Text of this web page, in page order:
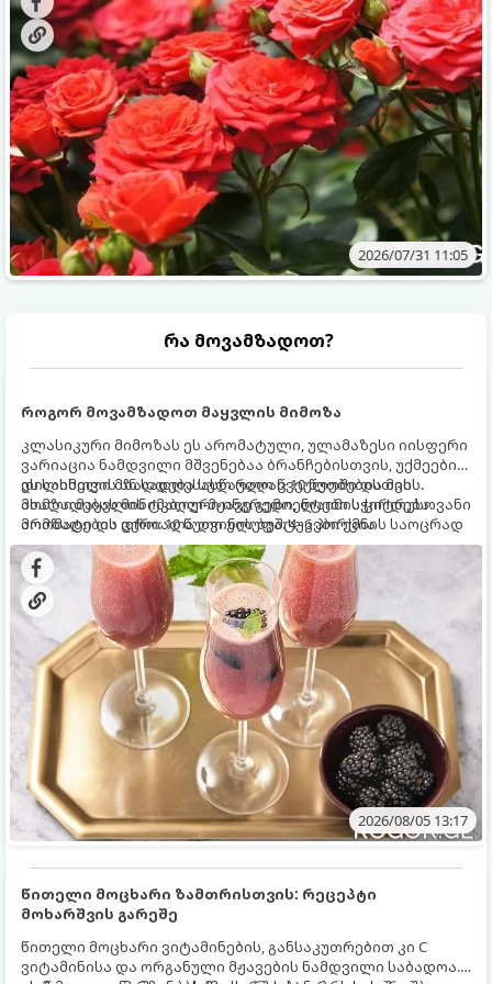
ვიცოდეთ, რომელი სასუქები გამოიყენება ამ დროს.
2026/07/31 11:05
რა მოვამზადოთ?
როგორ მოვამზადოთ მაყვლის მიმოზა
კლასიკური მიმოზას ეს არომატული, ულამაზესი იისფერი
ვარიაცია ნამდვილი მშვენებაა ბრანჩებისთვის, უქმეების
დილისთვის ან სადღესასწაულო წვეულებებისთვის.
ახალი მაყვლის ტკბილ-მჟავე გემო, ლაიმის ციტრუსოვანი
არომატი და ცქრიალა ღვინის ბუშტუკები ქმნის საოცრად
დახვეწილ და მაგრილებელ კოქტეილს.
ეს სასმელი მზადდება სულ რაღაც 10 წუთში და მის
მომზადებას მინიმალური ინგრედიენტები სჭირდება.
მომზადების დრო: 10 წუთი ულუფა: 4–6 პორცია
2026/08/05 13:17
წითელი მოცხარი ზამთრისთვის: რეცეპტი
მოხარშვის გარეშე
წითელი მოცხარი ვიტამინების, განსაკუთრებით კი C
ვიტამინისა და ორგანული მჟავების ნამდვილი საბადოა.